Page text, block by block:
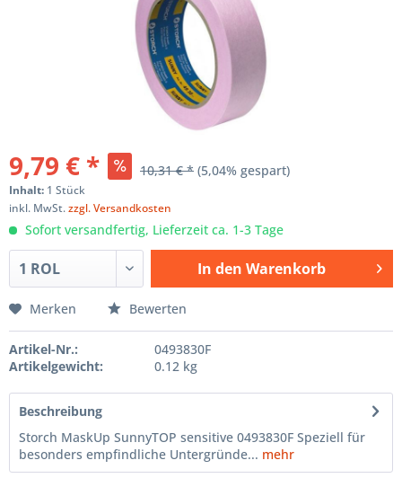
9,79 € * 10,31 € * (5,04% gespart)
Inhalt: 1 Stück
inkl. MwSt.zzgl. Versandkosten
Sofort versandfertig, Lieferzeit ca. 1-3 Tage
In den Warenkorb
Merken Bewerten
Artikel-Nr.:
0493830F
Artikelgewicht:
0.12 kg
Beschreibung
Storch MaskUp SunnyTOP sensitive 0493830F Speziell für
besonders empfindliche Untergründe... mehr